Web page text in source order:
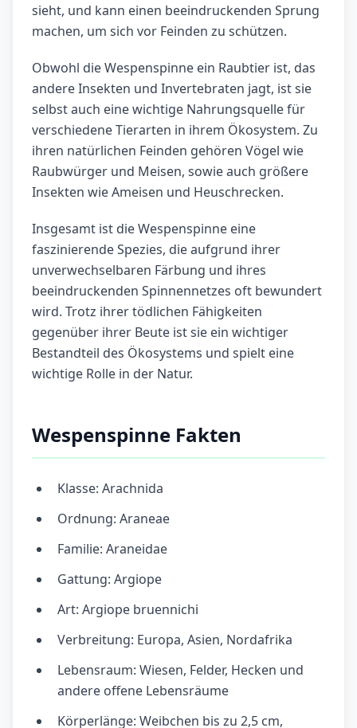
sieht, und kann einen beeindruckenden Sprung
machen, um sich vor Feinden zu schützen.
Obwohl die Wespenspinne ein Raubtier ist, das
andere Insekten und Invertebraten jagt, ist sie
selbst auch eine wichtige Nahrungsquelle für
verschiedene Tierarten in ihrem Ökosystem. Zu
ihren natürlichen Feinden gehören Vögel wie
Raubwürger und Meisen, sowie auch größere
Insekten wie Ameisen und Heuschrecken.
Insgesamt ist die Wespenspinne eine
faszinierende Spezies, die aufgrund ihrer
unverwechselbaren Färbung und ihres
beeindruckenden Spinnennetzes oft bewundert
wird. Trotz ihrer tödlichen Fähigkeiten
gegenüber ihrer Beute ist sie ein wichtiger
Bestandteil des Ökosystems und spielt eine
wichtige Rolle in der Natur.
Wespenspinne Fakten
Klasse: Arachnida
Ordnung: Araneae
Familie: Araneidae
Gattung: Argiope
Art: Argiope bruennichi
Verbreitung: Europa, Asien, Nordafrika
Lebensraum: Wiesen, Felder, Hecken und
andere offene Lebensräume
Körperlänge: Weibchen bis zu 2,5 cm,